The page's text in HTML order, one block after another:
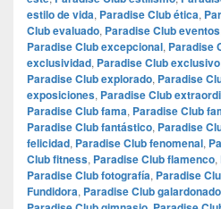
estilo de vida, Paradise Club ética,
Club evaluado, Paradise Club eventos
Paradise Club excepcional, Paradise
exclusividad, Paradise Club exclusivo
Paradise Club explorado, Paradise
exposiciones, Paradise Club
Paradise Club fama, Paradise Club
Paradise Club fantástico, Paradise
felicidad, Paradise Club fenomenal,
Club fitness, Paradise Club flamenco,
Paradise Club fotografía, Paradise
Fundidora, Paradise Club galardonado